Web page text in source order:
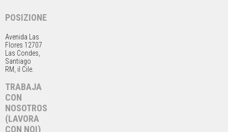
POSIZIONE
Avenida Las
Flores 12707
Las Condes,
Santiago
RM, il Cile.
TRABAJA
CON
NOSOTROS
(LAVORA
CON NOI)